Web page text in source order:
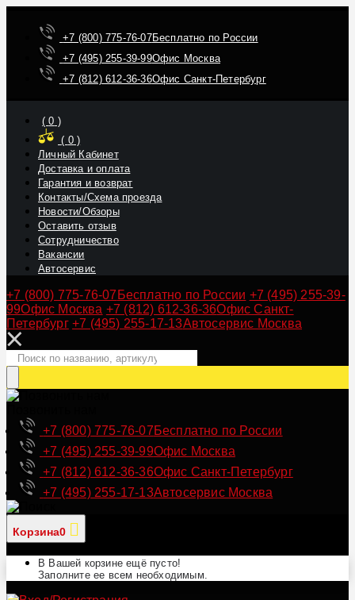
+7 (800) 775-76-07Бесплатно по России
+7 (495) 255-39-99Офис Москва
+7 (812) 612-36-36Офис Санкт-Петербург
(0 )
( 0)
Личный Кабинет
Доставка и оплата
Гарантия и возврат
Контакты/Схема проезда
Новости/Обзоры
Оставить отзыв
Сотрудничество
Вакансии
Автосервис
+7 (800) 775-76-07 Бесплатно по России +7 (495) 255-39-
99Офис Москва +7 (812) 612-36-36Офис Санкт-
Петербург +7 (495) 255-17-13Автосервис Москва
+7 (800) 775-76-07Бесплатно по России
+7 (495) 255-39-99Офис Москва
+7 (812) 612-36-36Офис Санкт-Петербург
+7 (495) 255-17-13Автосервис Москва
Корзина0
В Вашей корзине ещё пусто!
Заполните ее всем необходимым.